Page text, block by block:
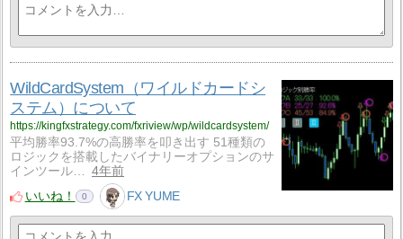
WildCardSystem（ワイルドカードシ
ステム）について
https://kingfxstrategy.com/fxriview/wp/wildcardsystem/
平均勝率93.7%の高勝率を叩き出す 51種類の
ロジックを搭載したバイナリーオプションのサ
インツール…
4年前
いいね！
0 FX YUME